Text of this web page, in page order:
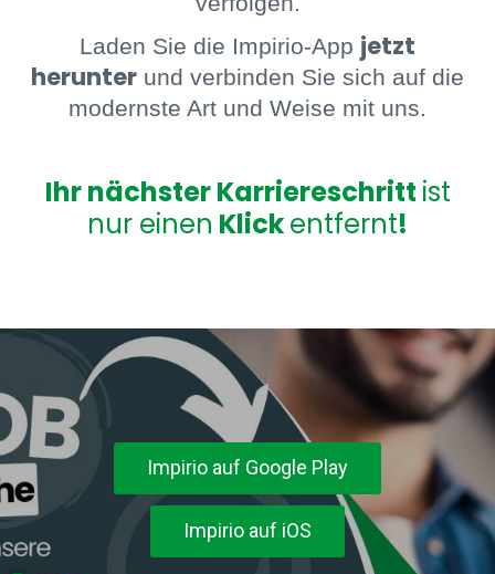
Laden Sie die Impirio-App jetzt
herunter und verbinden Sie sich auf die
modernste Art und Weise mit uns.
Ihr nächster Karriereschritt ist
nur einen Klickentfernt!